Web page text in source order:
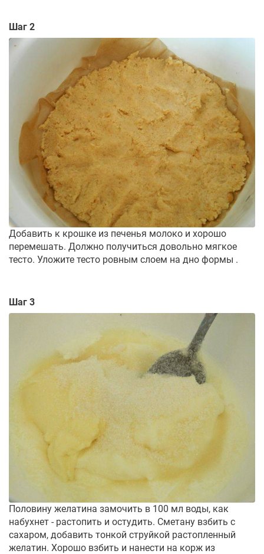
Шаг 2
Добавить к крошке из печенья молоко и хорошо
перемешать. Должно получиться довольно мягкое
тесто. Уложите тесто ровным слоем на дно формы .
Шаг 3
Половину желатина замочить в 100 мл воды, как
набухнет - растопить и остудить. Сметану взбить с
сахаром, добавить тонкой струйкой растопленный
желатин. Хорошо взбить и нанести на корж из